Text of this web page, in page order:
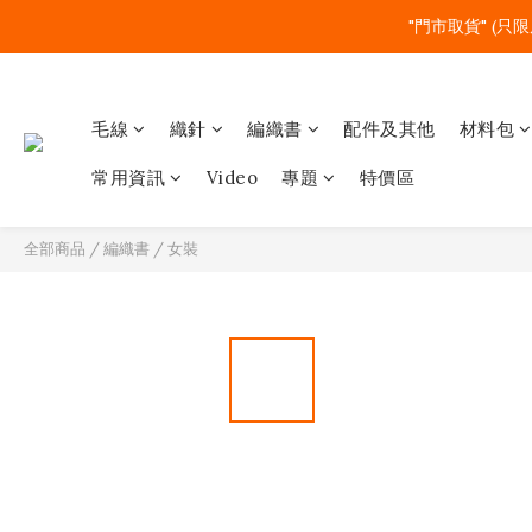
"門市取貨" (只
毛線 織針 編織書 配件及其他 材料包
常用資訊 Video 專題 特價區
全部商品 /編織書 /女裝